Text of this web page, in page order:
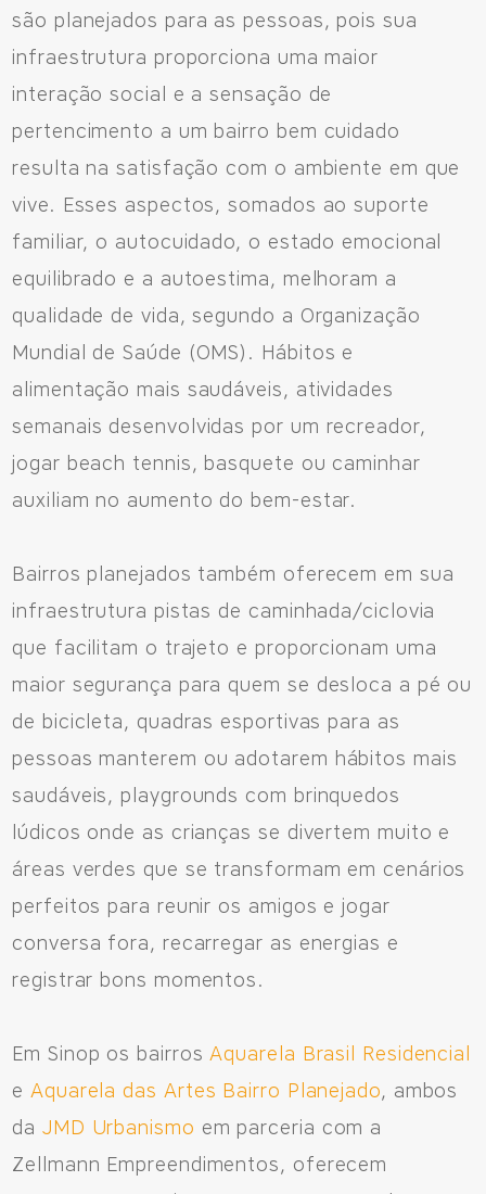
Fale pelo WhastApp
são planejados para as pessoas, pois sua
infraestrutura proporciona uma maior
interação social e a sensação de
pertencimento a um bairro bem cuidado
resulta na satisfação com o ambiente em que
vive. Esses aspectos, somados ao suporte
familiar, o autocuidado, o estado emocional
equilibrado e a autoestima, melhoram a
qualidade de vida, segundo a Organização
Mundial de Saúde (OMS). Hábitos e
alimentação mais saudáveis, atividades
semanais desenvolvidas por um recreador,
jogar beach tennis, basquete ou caminhar
auxiliam no aumento do bem-estar.
Bairros planejados também oferecem em sua
infraestrutura pistas de caminhada/ciclovia
que facilitam o trajeto e proporcionam uma
maior segurança para quem se desloca a pé ou
de bicicleta, quadras esportivas para as
pessoas manterem ou adotarem hábitos mais
saudáveis, playgrounds com brinquedos
lúdicos onde as crianças se divertem muito e
áreas verdes que se transformam em cenários
perfeitos para reunir os amigos e jogar
conversa fora, recarregar as energias e
registrar bons momentos.
Em Sinop os bairrosAquarela Brasil Residencial
eAquarela das Artes Bairro Planejado, ambos
da JMD Urbanismo em parceria com a
Zellmann Empreendimentos, oferecem